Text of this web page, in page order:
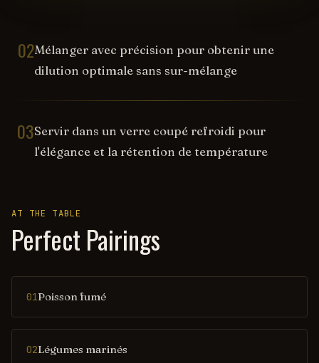
02Mélanger avec précision pour obtenir une
dilution optimale sans sur-mélange
03Servir dans un verre coupé refroidi pour
l'élégance et la rétention de température
AT THE TABLE
Perfect Pairings
01Poisson fumé
02Légumes marinés